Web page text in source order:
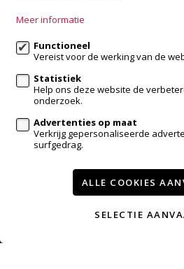
info@accentvastgoed.be
Volg ons op:
Te huur Referenties
Meer informatie
Functioneel
Vereist voor de werking van de
Statistiek
Help ons deze website de
onderzoek.
Advertenties op maat
Verkrijg gepersonaliseerde
surfgedrag.
ALLE COOKIES
SELECTIE